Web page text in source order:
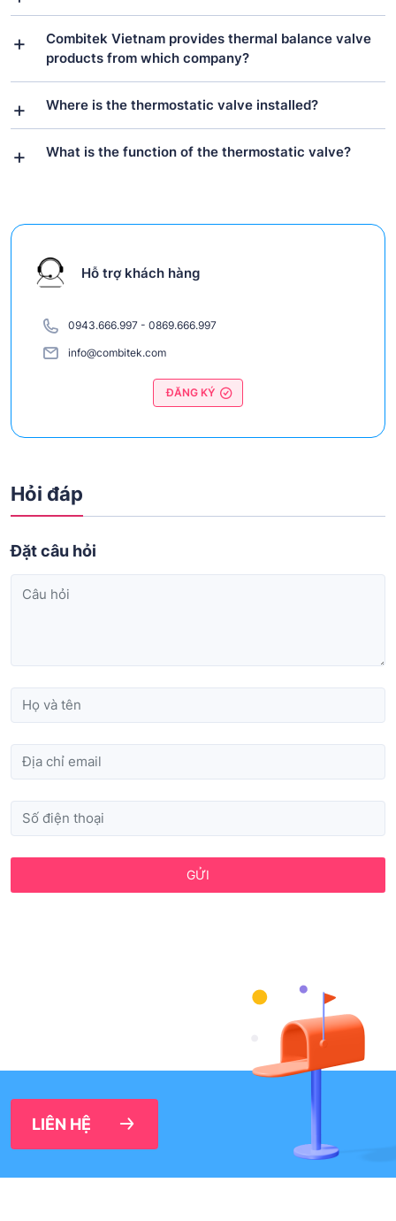
Combitek Vietnam provides thermal balance valve
products from which company?
Where is the thermostatic valve installed?
What is the function of the thermostatic valve?
Hỗ trợ khách hàng
0943.666.997 - 0869.666.997
info@combitek.com
ĐĂNG KÝ
Hỏi đáp
Đặt câu hỏi
GỬI
LIÊN HỆ